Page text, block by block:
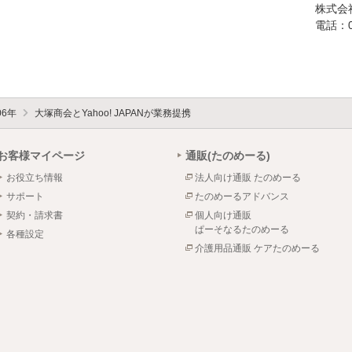
株式会
電話：
年 大塚商会とYahoo! JAPANが業務提携
客様マイページ
お役立ち情報
サポート
契約・請求書
各種設定
通販(たのめーる)
法人向け通販 たのめーる
たのめーるアドバンス
個人向け通販
ぱーそなるたのめーる
介護用品通販 ケアたのめーる